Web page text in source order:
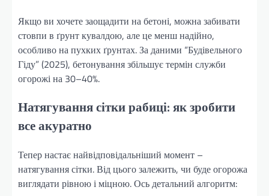
Якщо ви хочете заощадити на бетоні, можна забивати
стовпи в ґрунт кувалдою, але це менш надійно,
особливо на пухких ґрунтах. За даними “Будівельного
Гіду” (2025), бетонування збільшує термін служби
огорожі на 30–40%.
Натягування сітки рабиці: як зробити
все акуратно
Тепер настає найвідповідальніший момент –
натягування сітки. Від цього залежить, чи буде огорожа
виглядати рівною і міцною. Ось детальний алгоритм: